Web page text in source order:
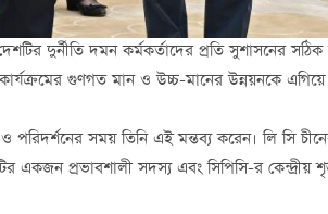
দুর্নীতি দমন কর্মকর্তাদের প্রতি সুশাসনের সঠিক
গুণগত মান ও উচ্চ-মানের উন্নয়নকে
সময় তিনি এই মন্তব্য করেন। লি সি
একজন প্রভাবশালী সদস্য এবং সিপিসি-র কেন্দ্রীয়